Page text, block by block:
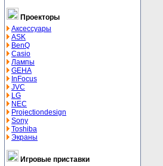
Проекторы
Аксессуары
ASK
BenQ
Casio
Лампы
GEHA
InFocus
JVC
LG
NEC
Projectiondesign
Sony
Toshiba
Экраны
Игровые приставки